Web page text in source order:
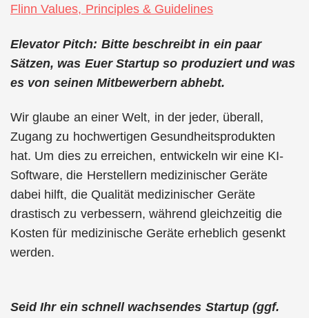
Flinn Values, Principles & Guidelines
Elevator Pitch: Bitte beschreibt in ein paar
Sätzen, was Euer Startup so produziert und was
es von seinen Mitbewerbern abhebt.
Wir glaube an einer Welt, in der jeder, überall,
Zugang zu hochwertigen Gesundheitsprodukten
hat. Um dies zu erreichen, entwickeln wir eine KI-
Software, die Herstellern medizinischer Geräte
dabei hilft, die Qualität medizinischer Geräte
drastisch zu verbessern, während gleichzeitig die
Kosten für medizinische Geräte erheblich gesenkt
werden.
Seid Ihr ein schnell wachsendes Startup (ggf.